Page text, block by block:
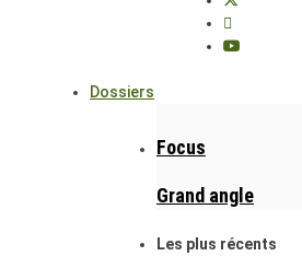
Dossiers
Focus
Grand angle
Les plus récents